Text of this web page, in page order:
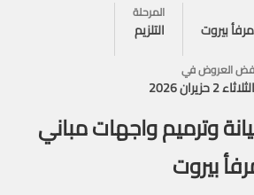
بيروت
المرحلة
التلزيم
فض العروض في
الثلاثاء 2 حزيران 2026
وترميم واجهات مباني
بيروت